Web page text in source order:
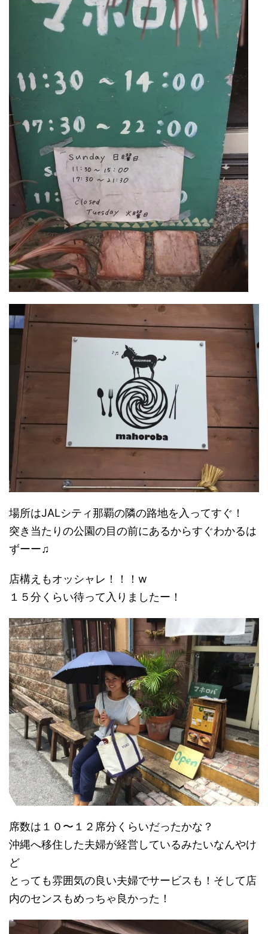
場所はJALシティ那覇の隣の路地を入ってすぐ！
突き当たりの公園の目の前にあるからすぐわかるは
ずーー♫
店構えもオッシャレ！！！w
１５分くらい待って入りましたー！
席数は１０〜１２席分くらいだったかな？
沖縄へ移住した夫婦が経営しているみたいなんやけ
ど
とっても雰囲気の良い夫婦でサービスも！そして店
内のセンスもめっちゃ良かった！